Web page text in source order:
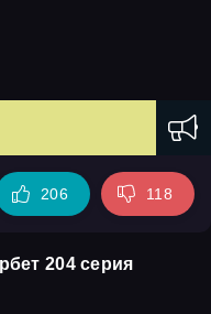
206 118
204 серия